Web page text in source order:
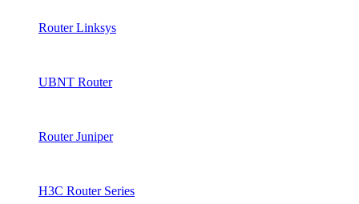
Router Linksys
UBNT Router
Router Juniper
H3C Router Series